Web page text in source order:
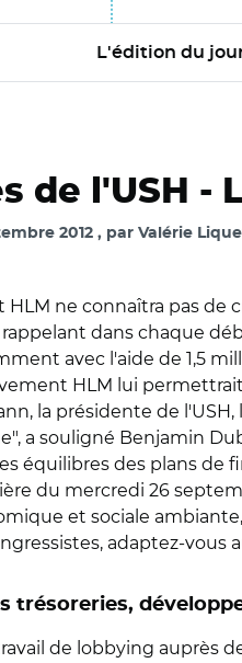
L'édition du
de l'USH -
2012 par Valérie
ne connaîtra pas de
rappelant dans chaque
avec l'aide de 1,5
HLM lui
la présidente de
a souligné Benjamin
équilibres des plans de
du mercredi 26
et sociale
adaptez-vous
trésoreries,
de lobbying auprès